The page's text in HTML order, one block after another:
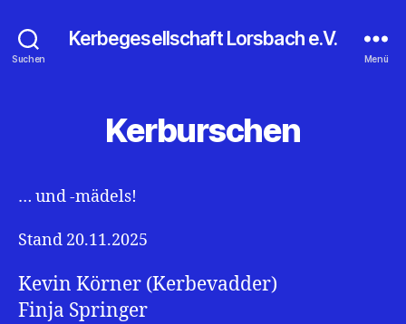
Suchen
Kerbegesellschaft Lorsbach e.V.
Menü
Kerburschen
… und -mädels!
Stand 20.11.2025
Kevin Körner (Kerbevadder)
Finja Springer